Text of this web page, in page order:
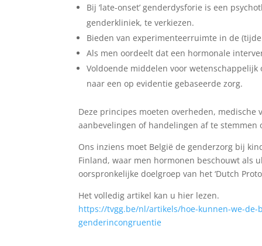
Bij ‘late-onset’ genderdysforie is een
genderkliniek, te verkiezen.
Bieden van experimenteerruimte in de
Als men oordeelt dat een hormonale
Voldoende middelen voor
naar een op evidentie gebaseerde zorg.
Deze principes moeten overheden,
aanbevelingen of handelingen af te
Ons inziens moet België de genderzorg bij
Finland, waar men hormonen beschouwt als
oorspronkelijke doelgroep van het ‘Dutch
Het volledig artikel kan u hier lezen.
https://tvgg.be/nl/artikels/hoe-kunnen-we-
genderincongruentie